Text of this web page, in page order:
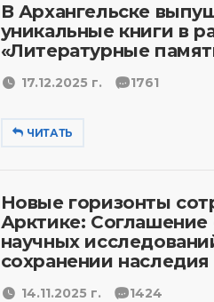
В Архангельске
уникальные книги в
«Литературные
17.12.2025 г. 1761
ЧИТАТЬ
Новые горизонты
Арктике: Соглашение
научных
сохранении наследия
14.11.2025 г. 1424